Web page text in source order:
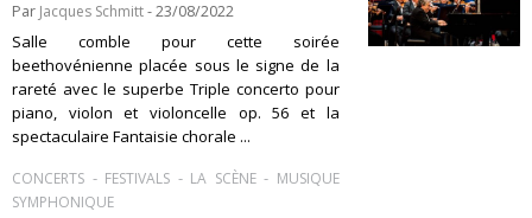
Par Jacques Schmitt- 23/08/2022
Salle comble pour cette soirée
beethovénienne placée sous le signe de la
rareté avec le superbe Triple concerto pour
piano, violon et violoncelle op. 56 et la
spectaculaire Fantaisie chorale ...
CONCERTS - FESTIVALS - LA SCÈNE- MUSIQUE
SYMPHONIQUE